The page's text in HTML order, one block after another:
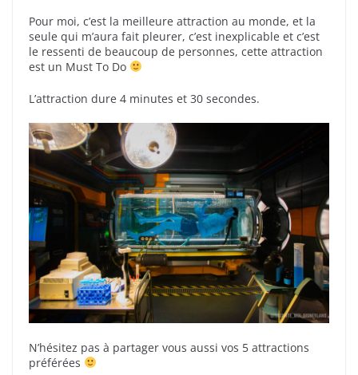
Pour moi, c’est la meilleure attraction au monde, et la
seule qui m’aura fait pleurer, c’est inexplicable et c’est
le ressenti de beaucoup de personnes, cette attraction
est un Must To Do
L’attraction dure 4 minutes et 30 secondes.
N’hésitez pas à partager vous aussi vos 5 attractions
préférées